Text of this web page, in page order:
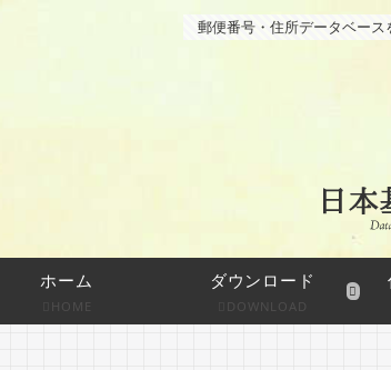
郵便番号・住所データベー
ホーム
HOME
ダウンロード
DOWNLOAD